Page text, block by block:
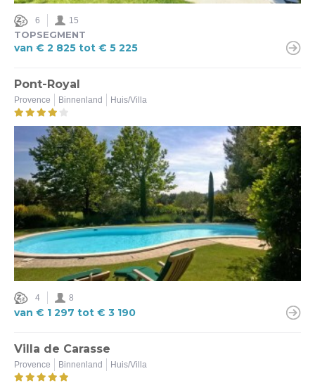
6 15
TOPSEGMENT
van € 2 825 tot € 5 225
Pont-Royal
Provence Binnenland Huis/Villa
4 8
van € 1 297 tot € 3 190
Villa de Carasse
Provence Binnenland Huis/Villa